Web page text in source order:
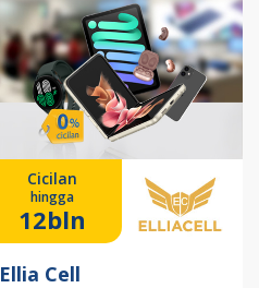
Cicilan
hingga
12bln
Ellia Cell